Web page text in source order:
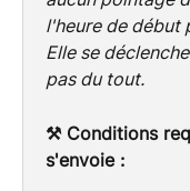
l'heure de début
Elle se
pas du tout.
⚒️ Conditions
s'envoie :